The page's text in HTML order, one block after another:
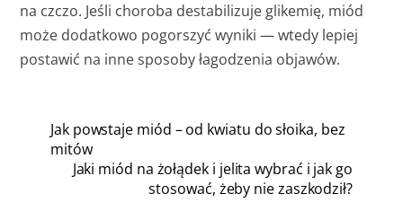
na czczo. Jeśli choroba destabilizuje glikemię, miód
może dodatkowo pogorszyć wyniki — wtedy lepiej
postawić na inne sposoby łagodzenia objawów.
Jak powstaje miód – od kwiatu do słoika, bez
mitów
Jaki miód na żołądek i jelita wybrać i jak go
stosować, żeby nie zaszkodził?